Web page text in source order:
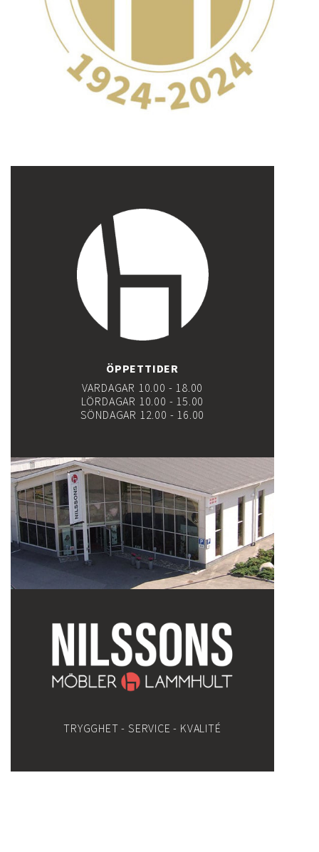
ÖPPETTIDER
VARDAGAR 10.00 - 18.00
LÖRDAGAR 10.00 - 15.00
SÖNDAGAR 12.00 - 16.00
TRYGGHET - SERVICE - KVALITÉ